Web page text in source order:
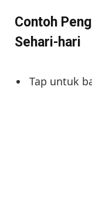
Contoh
Sehari-hari
Tap untuk